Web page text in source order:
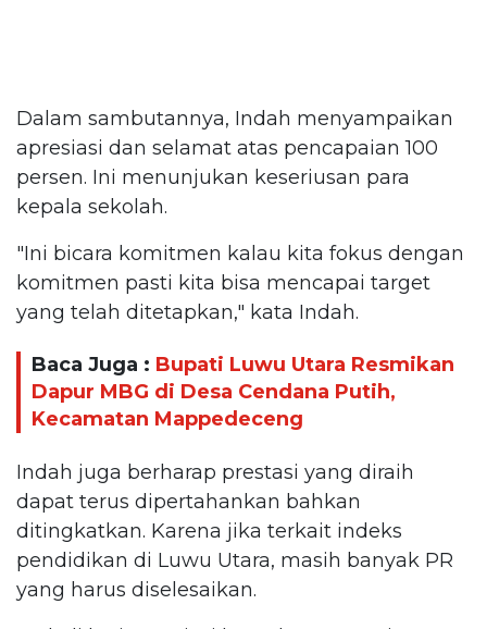
Dalam sambutannya, Indah menyampaikan
apresiasi dan selamat atas pencapaian 100
persen. Ini menunjukan keseriusan para
kepala sekolah.
"Ini bicara komitmen kalau kita fokus dengan
komitmen pasti kita bisa mencapai target
yang telah ditetapkan," kata Indah.
Baca Juga : Bupati Luwu Utara Resmikan
Dapur MBG di Desa Cendana Putih,
Kecamatan Mappedeceng
Indah juga berharap prestasi yang diraih
dapat terus dipertahankan bahkan
ditingkatkan. Karena jika terkait indeks
pendidikan di Luwu Utara, masih banyak PR
yang harus diselesaikan.